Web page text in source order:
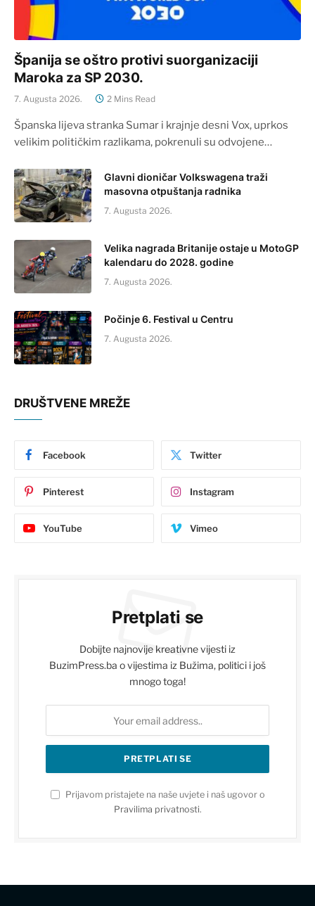
Španija se oštro protivi suorganizaciji
Maroka za SP 2030.
7. Augusta 2026. 2 Mins Read
Španska lijeva stranka Sumar i krajnje desni Vox, uprkos
velikim političkim razlikama, pokrenuli su odvojene…
Glavni dioničar Volkswagena traži
masovna otpuštanja radnika
7. Augusta 2026.
Velika nagrada Britanije ostaje u MotoGP
kalendaru do 2028. godine
7. Augusta 2026.
Počinje 6. Festival u Centru
7. Augusta 2026.
DRUŠTVENE MREŽE
Facebook Twitter
Pinterest Instagram
YouTube Vimeo
Pretplati se
Dobijte najnovije kreativne vijesti iz
BuzimPress.ba o vijestima iz Bužima, politici i još
mnogo toga!
Prijavom pristajete na naše uvjete i naš ugovor o
Pravilima privatnosti.